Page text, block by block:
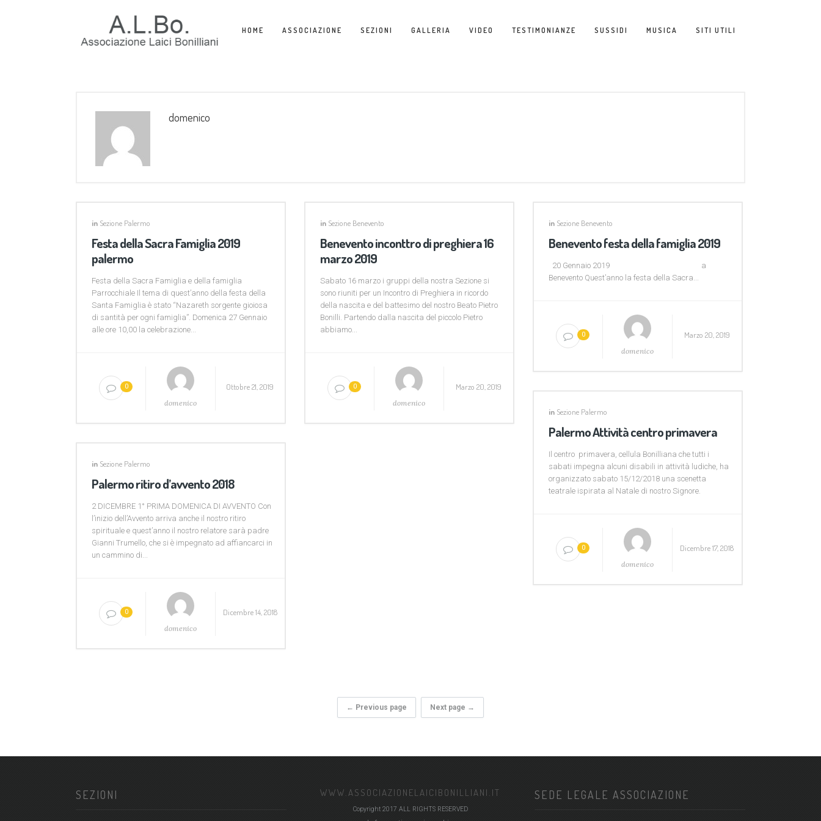
HOME ASSOCIAZIONE SEZIONI GALLERIA VIDEO TESTIMONIANZE SUSSIDI MUSICA SITI UTILI
domenico
in Sezione Palermo
Festa della Sacra Famiglia 2019
palermo
Festa della Sacra Famiglia e della famiglia
Parrocchiale Il tema di quest’anno della festa della
Santa Famiglia è stato “Nazareth sorgente gioiosa
di santità per ogni famiglia”. Domenica 27 Gennaio
alle ore 10,00 la celebrazione...
0
domenico
Ottobre 21, 2019
in Sezione Benevento
Benevento inconttro di preghiera 16
marzo 2019
Sabato 16 marzo i gruppi della nostra Sezione si
sono riuniti per un Incontro di Preghiera in ricordo
della nascita e del battesimo del nostro Beato Pietro
Bonilli. Partendo dalla nascita del piccolo Pietro
abbiamo...
0
domenico
Marzo 20, 2019
in Sezione Benevento
Benevento festa della famiglia 2019
20 Gennaio 2019 a
Benevento Quest’anno la festa della Sacra...
0
domenico
Marzo 20, 2019
in Sezione Palermo
Palermo Attività centro primavera
Il centro primavera, cellula Bonilliana che tutti i
sabati impegna alcuni disabili in attività ludiche, ha
organizzato sabato 15/12/2018 una scenetta
teatrale ispirata al Natale di nostro Signore.
0
domenico
Dicembre 17, 2018
in Sezione Palermo
Palermo ritiro d’avvento 2018
2 DICEMBRE 1° PRIMA DOMENICA DI AVVENTO Con
l’inizio dell’Avvento arriva anche il nostro ritiro
spirituale e quest’anno il nostro relatore sarà padre
Gianni Trumello, che si è impegnato ad affiancarci in
un cammino di...
0
domenico
Dicembre 14, 2018
← Previous page Next page →
SEZIONI WWW.ASSOCIAZIONELAICIBONILLIANI.IT
Copyright 2017 ALL RIGHTS RESERVED
SEDE LEGALE ASSOCIAZIONE